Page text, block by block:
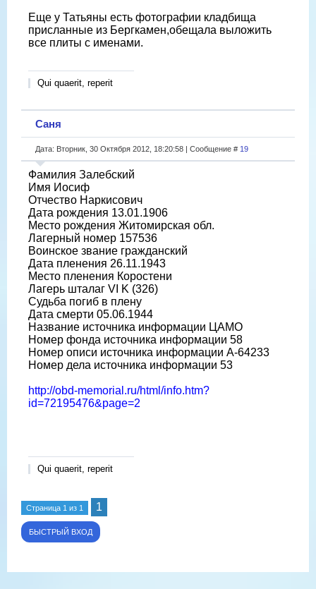
Еще у Татьяны есть фотографии кладбища
присланные из Бергкамен,обещала выложить
все плиты с именами.
Qui quaerit, reperit
Саня
Дата: Вторник, 30 Октября 2012, 18:20:58 | Сообщение # 19
Фамилия Залебский
Имя Иосиф
Отчество Наркисович
Дата рождения 13.01.1906
Место рождения Житомирская обл.
Лагерный номер 157536
Воинское звание гражданский
Дата пленения 26.11.1943
Место пленения Коростени
Лагерь шталаг VI K (326)
Судьба погиб в плену
Дата смерти 05.06.1944
Название источника информации ЦАМО
Номер фонда источника информации 58
Номер описи источника информации A-64233
Номер дела источника информации 53
http://obd-memorial.ru/html/info.htm?
id=72195476&page=2
Qui quaerit, reperit
Страница 1 из 1 1